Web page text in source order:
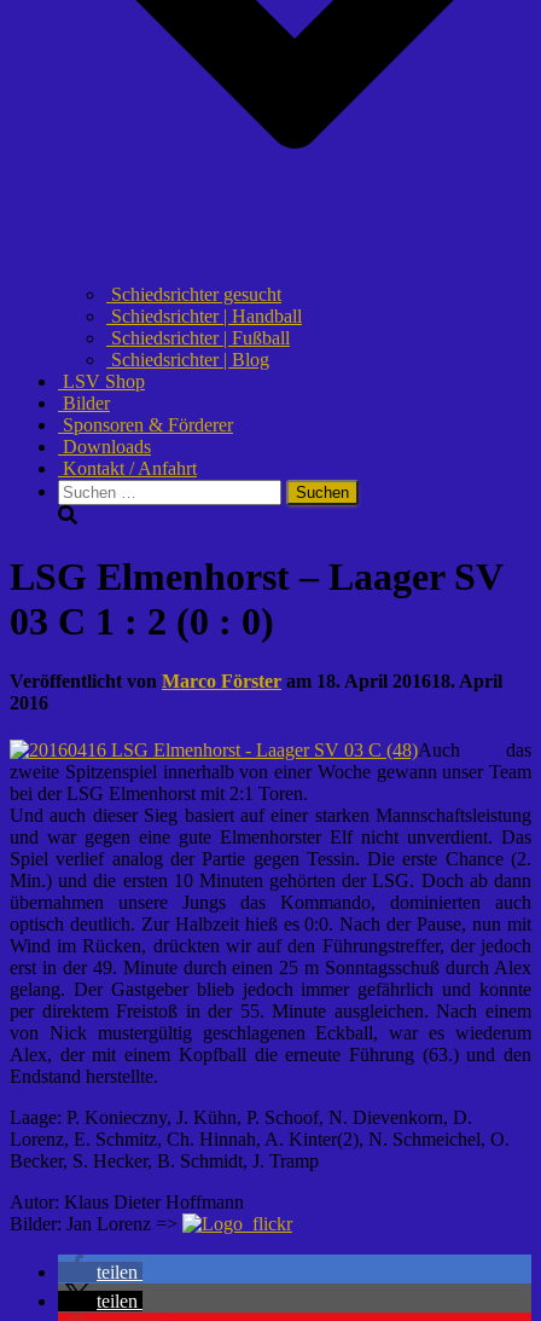
Schiedsrichter gesucht
Schiedsrichter | Handball
Schiedsrichter | Fußball
Schiedsrichter | Blog
LSV Shop
Bilder
Sponsoren & Förderer
Downloads
Kontakt / Anfahrt
Suchen
nach:
LSG Elmenhorst – Laager SV
03 C 1 : 2 (0 : 0)
Veröffentlicht von Marco Förster am 18. April 201618. April
2016
Auch das
zweite Spitzenspiel innerhalb von einer Woche gewann unser Team
bei der LSG Elmenhorst mit 2:1 Toren.
Und auch dieser Sieg basiert auf einer starken Mannschaftsleistung
und war gegen eine gute Elmenhorster Elf nicht unverdient. Das
Spiel verlief analog der Partie gegen Tessin. Die erste Chance (2.
Min.) und die ersten 10 Minuten gehörten der LSG. Doch ab dann
übernahmen unsere Jungs das Kommando, dominierten auch
optisch deutlich. Zur Halbzeit hieß es 0:0. Nach der Pause, nun mit
Wind im Rücken, drückten wir auf den Führungstreffer, der jedoch
erst in der 49. Minute durch einen 25 m Sonntagsschuß durch Alex
gelang. Der Gastgeber blieb jedoch immer gefährlich und konnte
per direktem Freistoß in der 55. Minute ausgleichen. Nach einem
von Nick mustergültig geschlagenen Eckball, war es wiederum
Alex, der mit einem Kopfball die erneute Führung (63.) und den
Endstand herstellte.
Laage: P. Konieczny, J. Kühn, P. Schoof, N. Dievenkorn, D.
Lorenz, E. Schmitz, Ch. Hinnah, A. Kinter(2), N. Schmeichel, O.
Becker, S. Hecker, B. Schmidt, J. Tramp
Autor: Klaus Dieter Hoffmann
Bilder: Jan Lorenz =>
teilen
teilen